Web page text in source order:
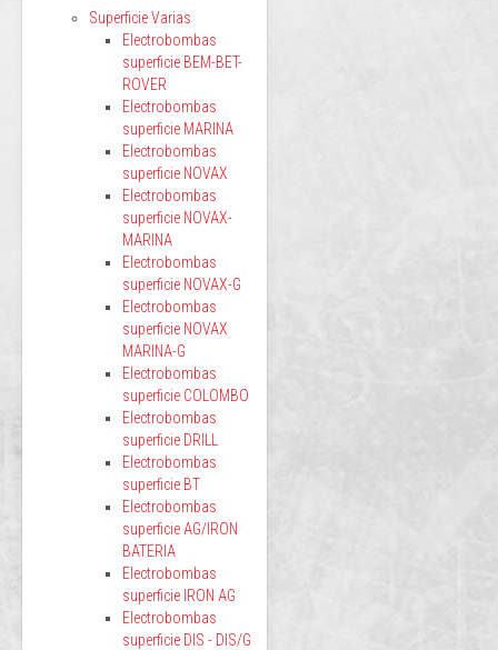
Superficie Varias
Electrobombas
superficie BEM-BET-
ROVER
Electrobombas
superficie MARINA
Electrobombas
superficie NOVAX
Electrobombas
superficie NOVAX-
MARINA
Electrobombas
superficie NOVAX-G
Electrobombas
superficie NOVAX
MARINA-G
Electrobombas
superficie COLOMBO
Electrobombas
superficie DRILL
Electrobombas
superficie BT
Electrobombas
superficie AG/IRON
BATERIA
Electrobombas
superficie IRON AG
Electrobombas
superficie DIS - DIS/G